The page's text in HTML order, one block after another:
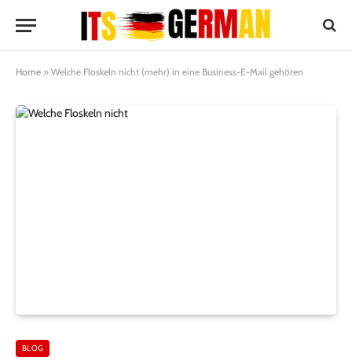
Home » Welche Floskeln nicht (mehr) in eine Business-E-Mail gehören
BLOG